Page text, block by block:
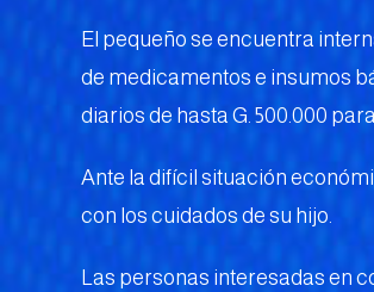
El pequeño se encuentra
de medicamentos e insumos
diarios de hasta G. 500.000
Ante la difícil situación
con los cuidados de su hijo.
Las personas interesadas en